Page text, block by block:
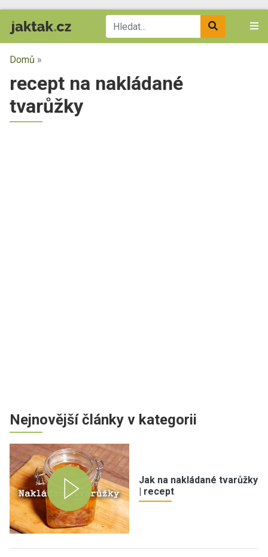
Domů »
recept na nakládané
tvarůžky
Nejnovější články v kategorii
Jak na nakládané tvarůžky
| recept